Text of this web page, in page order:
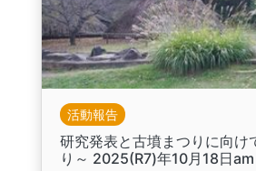
活動報告
研究発表と古墳まつりに向け
り～ 2025(R7)年10月18日am